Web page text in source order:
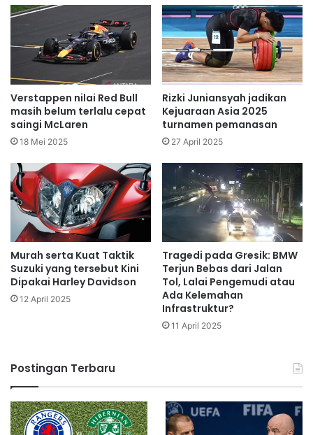
Verstappen nilai Red Bull
masih belum terlalu cepat
saingi McLaren
18 Mei 2025
Rizki Juniansyah jadikan
Kejuaraan Asia 2025
turnamen pemanasan
27 April 2025
Murah serta Kuat Taktik
Suzuki yang tersebut Kini
Dipakai Harley Davidson
12 April 2025
Tragedi pada Gresik: BMW
Terjun Bebas dari Jalan
Tol, Lalai Pengemudi atau
Ada Kelemahan
Infrastruktur?
11 April 2025
Postingan Terbaru